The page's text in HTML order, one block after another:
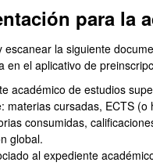
para la
escanear la siguiente
en el aplicativo de
académico de estudios
materias cursadas, ECTS (o
consumidas,
global.
al expediente